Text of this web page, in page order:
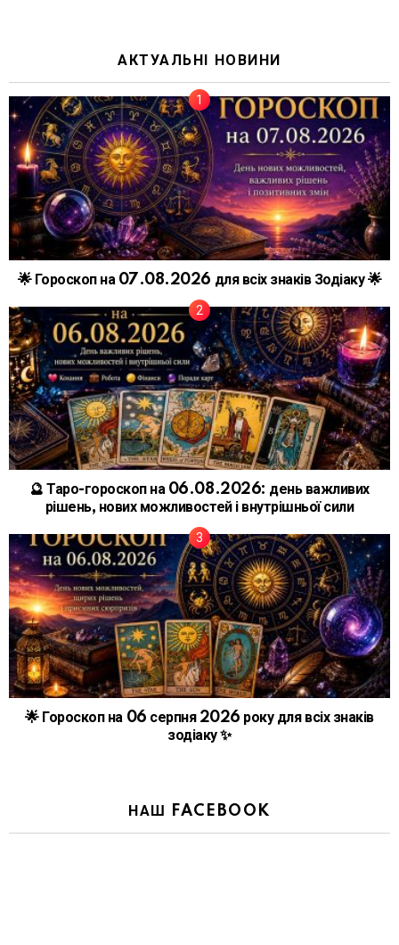
АКТУАЛЬНІ НОВИНИ
🌟 Гороскоп на 07.08.2026 для всіх знаків Зодіаку 🌟
🔮 Таро-гороскоп на 06.08.2026: день важливих
рішень, нових можливостей і внутрішньої сили
🌟 Гороскоп на 06 серпня 2026 року для всіх знаків
зодіаку ✨
НАШ FACEBOOK